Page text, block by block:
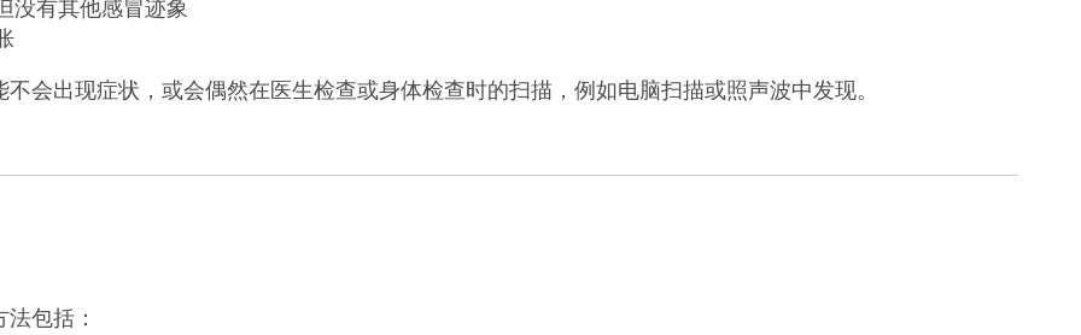
没有其他感冒迹象
会出现症状，或会偶然在医生检查或身体检查时的扫描，例如电脑扫描或照声波中发现。
包括：